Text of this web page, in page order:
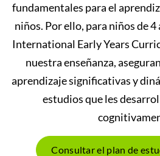
fundamentales para el
niños. Por ello, para niños de
International Early Years
nuestra enseñanza,
aprendizaje significativas y
estudios que les
Consultar el plan de